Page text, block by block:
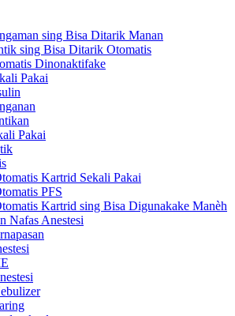
sing Bisa Ditarik Manan
sing Bisa Ditarik Otomatis
Dinonaktifake
Pakai
Pakai
Kartrid Sekali Pakai
PFS
Kartrid sing Bisa Digunakake Manèh
Nafas Anestesi